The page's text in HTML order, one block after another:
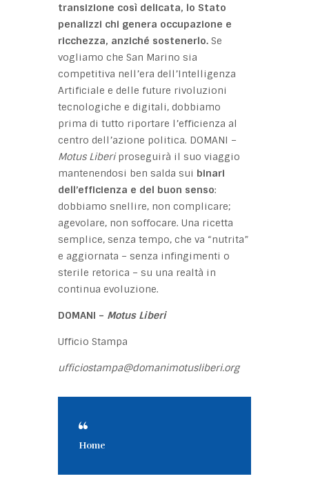
transizione così delicata, lo Stato
penalizzi chi genera occupazione e
ricchezza, anziché sostenerlo. Se
vogliamo che San Marino sia
competitiva nell’era dell’Intelligenza
Artificiale e delle future rivoluzioni
tecnologiche e digitali, dobbiamo
prima di tutto riportare l’efficienza al
centro dell’azione politica. DOMANI –
Motus Liberiproseguirà il suo viaggio
mantenendosi ben salda sui binari
dell’efficienza e del buon senso:
dobbiamo snellire, non complicare;
agevolare, non soffocare. Una ricetta
semplice, senza tempo, che va “nutrita”
e aggiornata – senza infingimenti o
sterile retorica – su una realtà in
continua evoluzione.
DOMANI – Motus Liberi
Ufficio Stampa
ufficiostampa@domanimotusliberi.org
Home